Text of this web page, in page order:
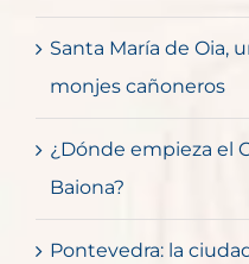
Santa María de Oia,
monjes cañoneros
¿Dónde empieza el
Baiona?
Pontevedra: la